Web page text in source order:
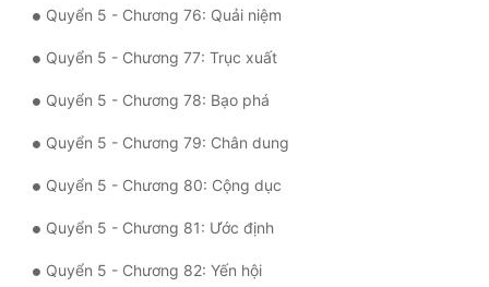
Quyển 5 - Chương 76: Quải niệm
Quyển 5 - Chương 77: Trục xuất
Quyển 5 - Chương 78: Bạo phá
Quyển 5 - Chương 79: Chân dung
Quyển 5 - Chương 80: Cộng dục
Quyển 5 - Chương 81: Ước định
Quyển 5 - Chương 82: Yến hội